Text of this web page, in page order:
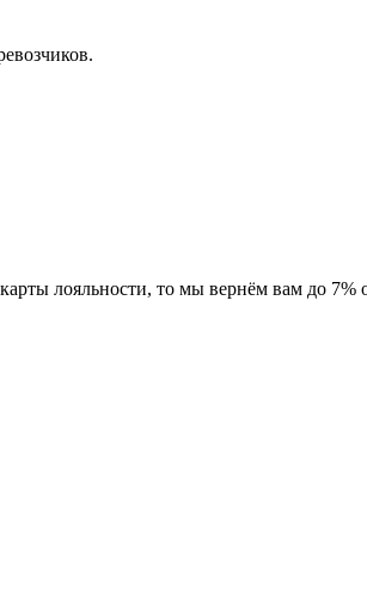
лояльности, то мы вернём вам до 7%